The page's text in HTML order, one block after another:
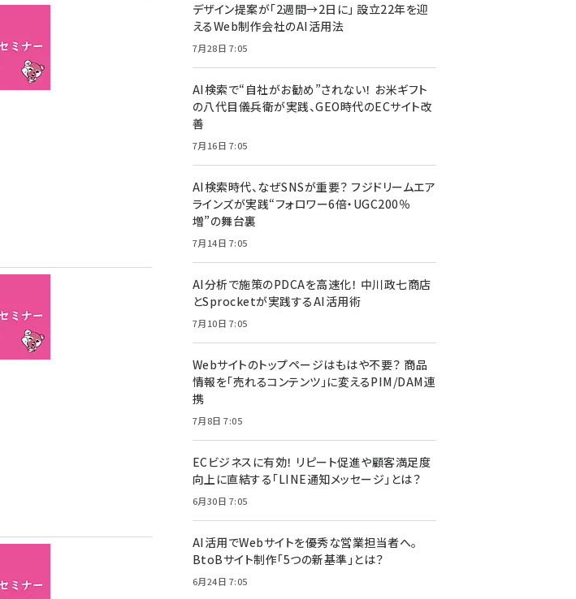
デザイン提案が「2週間→2日に」 設立22年を迎
えるWeb制作会社のAI活用法
7月28日 7:05
AI検索で“自社がお勧め”されない！ お米ギフト
の八代目儀兵衛が実践、GEO時代のECサイト改
善
7月16日 7:05
AI検索時代、なぜSNSが重要？ フジドリームエア
ラインズが実践“フォロワー6倍・UGC200％
増”の舞台裏
7月14日 7:05
AI分析で施策のPDCAを高速化！ 中川政七商店
とSprocketが実践するAI活用術
7月10日 7:05
Webサイトのトップページはもはや不要？ 商品
情報を「売れるコンテンツ」に変えるPIM/DAM連
携
7月8日 7:05
ECビジネスに有効！ リピート促進や顧客満足度
向上に直結する「LINE通知メッセージ」とは？
6月30日 7:05
AI活用でWebサイトを優秀な営業担当者へ。
BtoBサイト制作「5つの新基準」とは？
6月24日 7:05